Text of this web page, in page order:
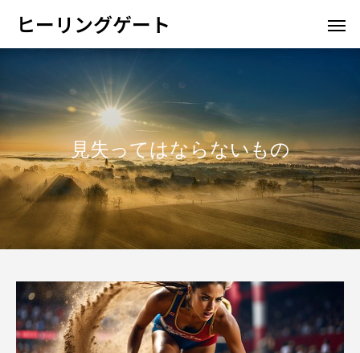
ヒーリングゲート
見失ってはならないもの